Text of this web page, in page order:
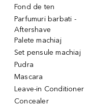
Fond de ten
Parfumuri barbati -
Aftershave
Palete machiaj
Set pensule machiaj
Pudra
Mascara
Leave-in Conditioner
Concealer